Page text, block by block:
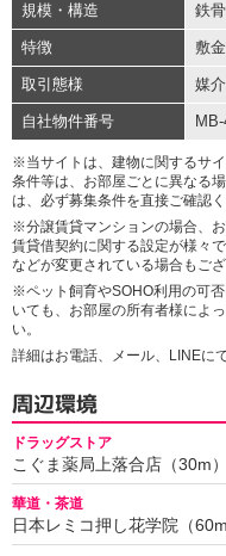
規模・構造 鉄
特徴 敷
取引態様 媒介
自社物件番号
※当サイトは、建物に関するサイ
条件等は、お部屋ごとに異なる
は、必ず募集条件を直接ご確認
※分譲賃貸マンションの場合、
賃貸借契約に関する設定が様々
などが変更されている場合もござ
※ペット飼育やSOHO利用の可
いても、お部屋の所有者様によ
い。
詳細はお電話、メール、LINEに
周辺環境
ドラッグストア
こぐま薬局上落合店（30m）
華道・茶道
日本レミコ押し花学院（60m